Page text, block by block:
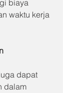
biaya
waktu kerja
dapat
dalam